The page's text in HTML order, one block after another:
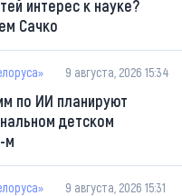
интерес к науке?
Сачко
9 августа, 2026 15:34
по ИИ планируют
детском
м
9 августа, 2026 15:31